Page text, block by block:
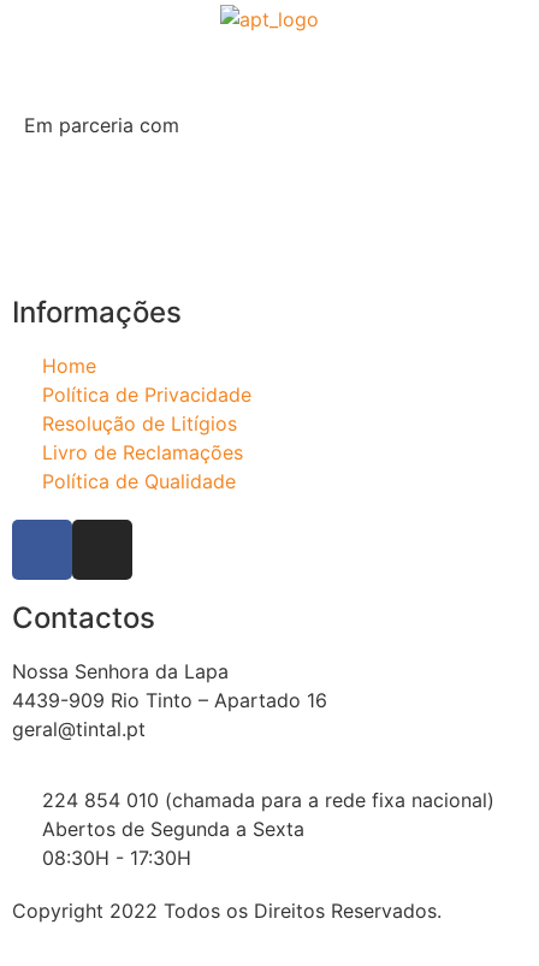
Em parceria com
Informações
Home
Política de Privacidade
Resolução de Litígios
Livro de Reclamações
Política de Qualidade
Contactos
Nossa Senhora da Lapa
4439-909 Rio Tinto – Apartado 16
geral@tintal.pt
224 854 010 (chamada para a rede fixa nacional)
Abertos de Segunda a Sexta
08:30H - 17:30H
Copyright 2022 Todos os Direitos Reservados.